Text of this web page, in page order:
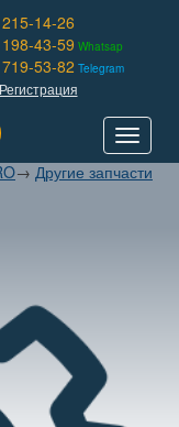
14-26
43-59 Whatsap
53-82 Telegram
Регистрация
Toggle
→ Другие запчасти